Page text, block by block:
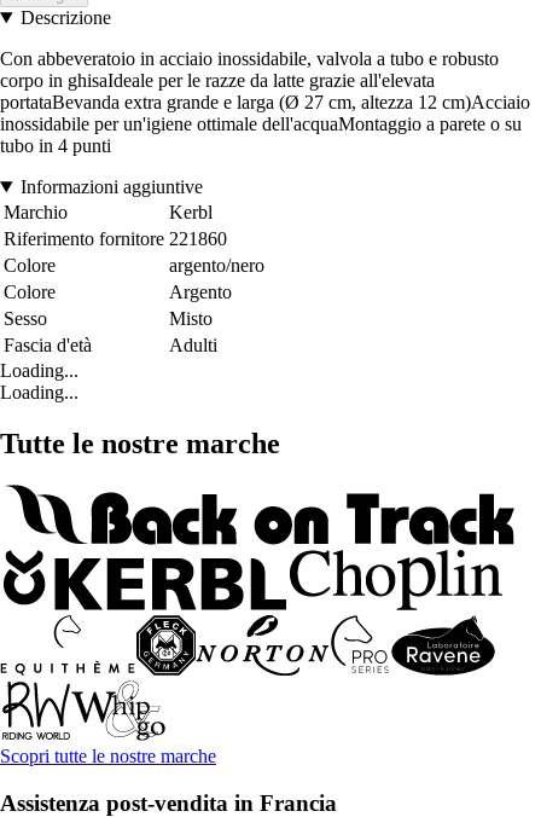
Descrizione
Con abbeveratoio in acciaio inossidabile, valvola a tubo e robusto
corpo in ghisaIdeale per le razze da latte grazie all'elevata
portataBevanda extra grande e larga (Ø 27 cm, altezza 12 cm)Acciaio
inossidabile per un'igiene ottimale dell'acquaMontaggio a parete o su
tubo in 4 punti
Informazioni aggiuntive
Marchio
Kerbl
Riferimento fornitore 221860
Colore
argento/nero
Colore
Argento
Sesso
Misto
Fascia d'età
Adulti
Loading...
Loading...
Tutte le nostre marche
Scopri tutte le nostre marche
Assistenza post-vendita in Francia